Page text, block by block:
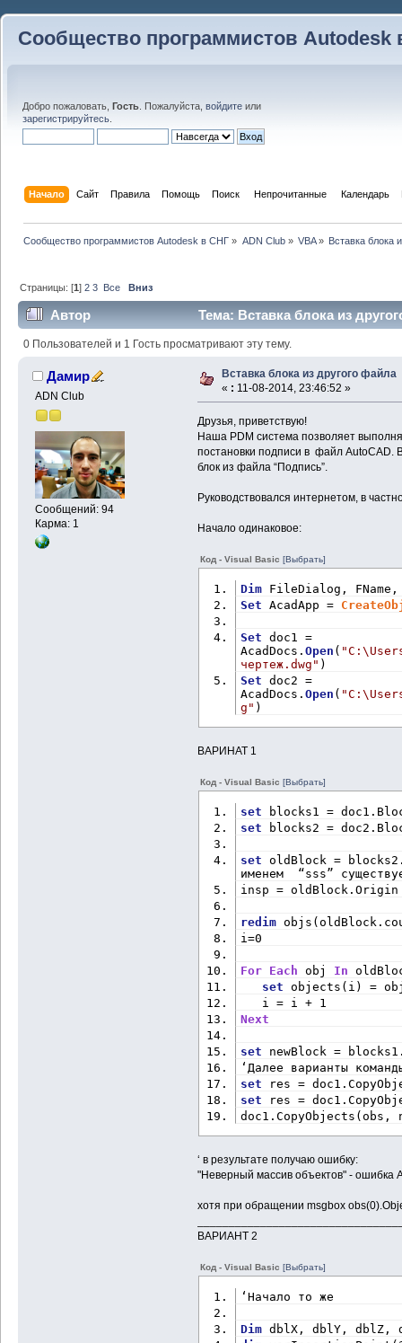
Сообщество программистов Autodesk
Добро пожаловать, Гость . Пожалуйста, войдите или
зарегистрируйтесь
Начало Сайт Правила Помощь Поиск Непрочитанные Календарь
Сообщество программистов Autodesk в СНГ » ADN Club» VBA» Вставка блока
Страницы: [1]2 3 Все Вниз
Автор Тема: Вставка блока из
0 Пользователей и 1 Гость просматривают эту тему.
Дамир
ADN Club
Сообщений: 94
Карма: 1
Вставка блока из другого файла
« : 11-08-2014, 23:46:52 »
Друзья, приветствую!
Наша PDM система позволяет
постановки подписи в файл
блок из файла “Подпись”.
Руководствовался интернетом, в
Начало одинаковое:
Код - Visual Basic [Выбрать]
Dim FileDialog, FName,
Set AcadApp =
Set doc1 =
AcadDocs.Open (
чертеж.dwg" )
Set doc2 =
AcadDocs.Open (
g" )
ВАРИНАТ 1
Код - Visual Basic [Выбрать]
set blocks1 =
set blocks2 =
set oldBlock =
именем  “sss”
insp = oldBlock.Origin
redim
i=0
For Each obj In
set objects(i) =
i = i + 1
Next
set newBlock =
‘Далее варианты
set res =
set res =
doc1.CopyObjects(obs,
‘ в результате получаю ошибку:
"Неверный массив объектов" - ошибка
хотя при обращении msgbox
ВАРИАНТ 2
Код - Visual Basic [Выбрать]
‘Начало то же
Dim dblX, dblY, dblZ,